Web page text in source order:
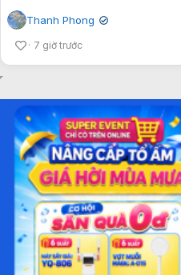
Thanh Phong ✔
7 giờ trước